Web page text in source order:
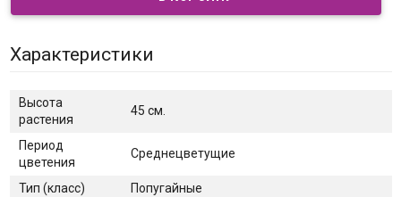
Характеристики
Высота
растения
45 см.
Период
цветения
Среднецветущие
Тип (класс)
Попугайные